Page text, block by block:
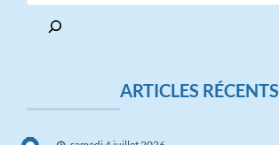
ARTICLES RÉCENTS